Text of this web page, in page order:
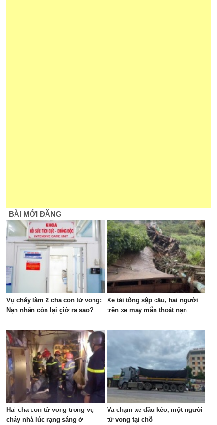
BÀI MỚI ĐĂNG
Vụ cháy làm 2 cha con tử vong:
Nạn nhân còn lại giờ ra sao?
Xe tải tông sập cầu, hai người
trên xe may mắn thoát nạn
Hai cha con tử vong trong vụ
cháy nhà lúc rạng sáng ở
Va chạm xe đầu kéo, một người
tử vong tại chỗ